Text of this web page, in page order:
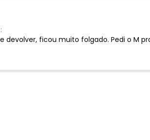
devolver, ficou muito folgado. Pedi o M